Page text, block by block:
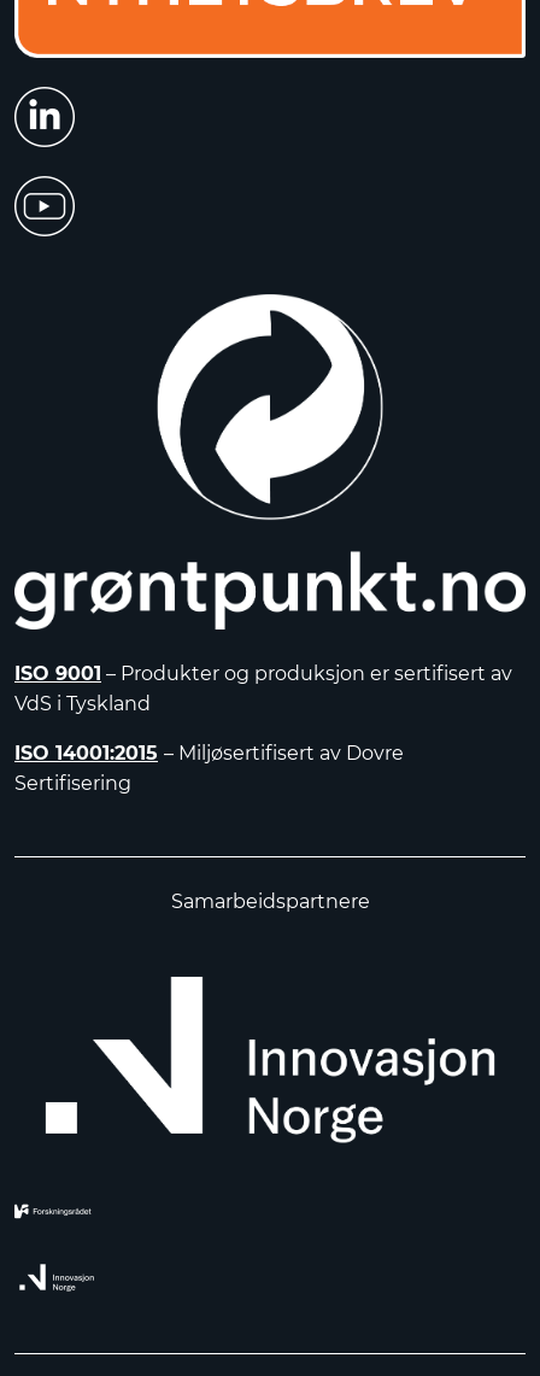
ISO 9001 – Produkter og produksjon er sertifisert av
VdS i Tyskland
ISO 14001:2015 – Miljøsertifisert av Dovre
Sertifisering
Samarbeidspartnere